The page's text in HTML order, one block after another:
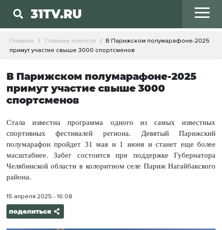
31TV.RU
Главная Главные новости
В Парижском полумарафоне-2025
примут участие свыше 3000 спортсменов
В Парижском полумарафоне-2025
примут участие свыше 3000
спортсменов
Стала известна программа одного из самых известных
спортивных фестивалей региона. Девятый Парижский
полумарафон пройдет 31 мая и 1 июня и станет еще более
масштабнее. Забег состоится при поддержке Губернатора
Челябинской области в колоритном селе Париж Нагайбакского
района.
15 апреля 2025 - 16:08
поделиться